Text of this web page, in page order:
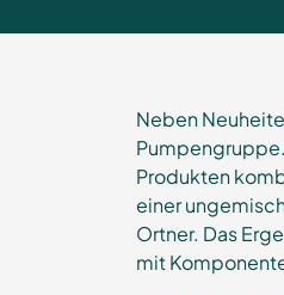
Neben
Produkten
einer
Ortner. Das
mit